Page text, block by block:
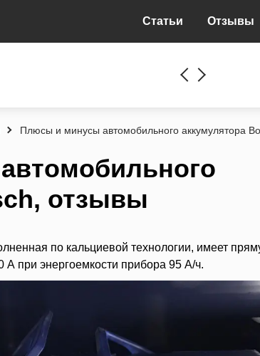
Статьи Отзывы
Плюсы и минусы автомобильного аккумулятора
отзывы
по кальциевой технологии, имеет
А при энергоемкости прибора 95 А/ч.